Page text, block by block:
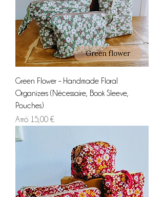
Green Flower – Handmade Floral
Organizers (Nécessaire, Book Sleeve,
Pouches)
Από 15,00 €
Τιμή Έκπτωσης